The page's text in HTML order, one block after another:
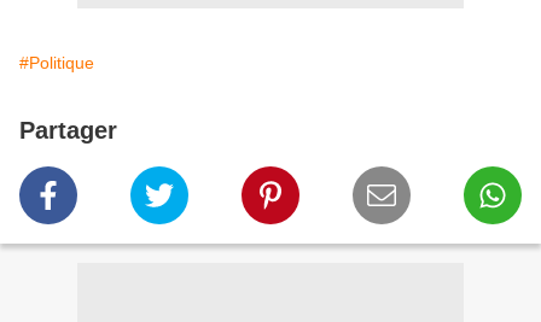
#Politique
Partager